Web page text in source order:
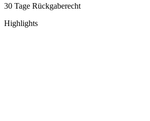
30 Tage Rückgaberecht
Highlights